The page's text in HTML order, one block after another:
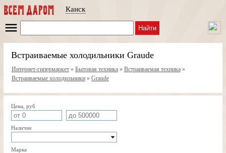
Канск
Найти
Встраиваемые холодильники Graude
Интернет-гипермаркет» Бытовая техника» Встраиваемая техника»
Встраиваемые холодильники» Graude
Цена, руб
Наличие
Марка